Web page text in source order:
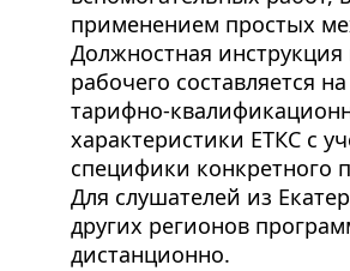
применением простых
Должностная инструкция
рабочего составляется
тарифно-
характеристики ЕТКС с
специфики конкретного
Для слушателей из
других регионов
дистанционно.